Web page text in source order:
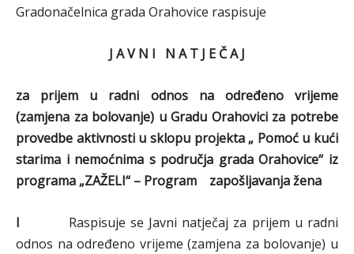
Gradonačelnica grada Orahovice raspisuje
J A V N I N A T J E Č A J
za prijem u radni odnos na određeno vrijeme
(zamjena za bolovanje) u Gradu Orahovici za potrebe
provedbe aktivnosti u sklopu projekta „ Pomoć u kući
starima i nemoćnima s područja grada Orahovice“ iz
programa „ZAŽELI“ – Program zapošljavanja žena
I Raspisuje se Javni natječaj za prijem u radni
odnos na određeno vrijeme (zamjena za bolovanje) u